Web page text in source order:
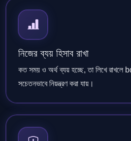
নিজের ব্যয় হিসাব রাখা
কত সময় ও অর্থ ব্যয় হচ্ছে, তা লিখে রাখলে
সচেতনভাবে নিয়ন্ত্রণ করা যায়।